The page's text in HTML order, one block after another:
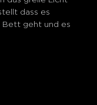
dass es
Bett geht und es